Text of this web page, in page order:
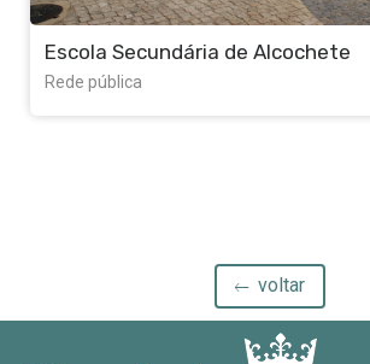
Escola Secundária de Alcochete
Rede pública
voltar